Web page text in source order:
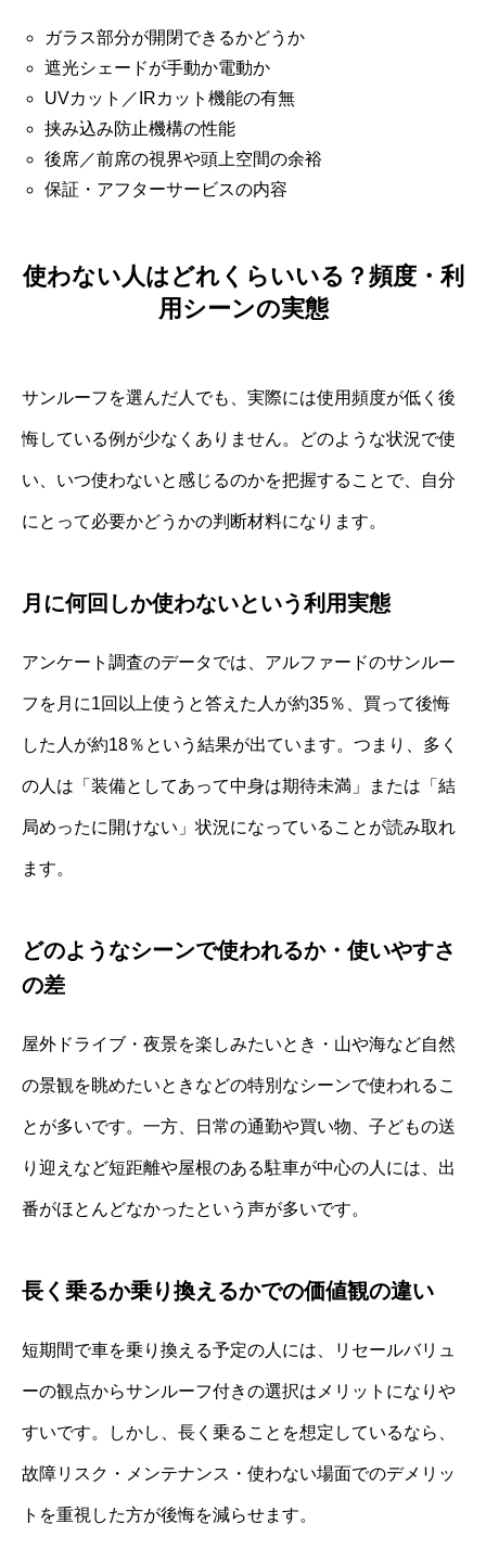
ガラス部分が開閉できるかどうか
遮光シェードが手動か電動か
UVカット／IRカット機能の有無
挟み込み防止機構の性能
後席／前席の視界や頭上空間の余裕
保証・アフターサービスの内容
使わない人はどれくらいいる？頻度・利
用シーンの実態
サンルーフを選んだ人でも、実際には使用頻度が低く後
悔している例が少なくありません。どのような状況で使
い、いつ使わないと感じるのかを把握することで、自分
にとって必要かどうかの判断材料になります。
月に何回しか使わないという利用実態
アンケート調査のデータでは、アルファードのサンルー
フを月に1回以上使うと答えた人が約35％、買って後悔
した人が約18％という結果が出ています。つまり、多く
の人は「装備としてあって中身は期待未満」または「結
局めったに開けない」状況になっていることが読み取れ
ます。
どのようなシーンで使われるか・使いやすさ
の差
屋外ドライブ・夜景を楽しみたいとき・山や海など自然
の景観を眺めたいときなどの特別なシーンで使われるこ
とが多いです。一方、日常の通勤や買い物、子どもの送
り迎えなど短距離や屋根のある駐車が中心の人には、出
番がほとんどなかったという声が多いです。
長く乗るか乗り換えるかでの価値観の違い
短期間で車を乗り換える予定の人には、リセールバリュ
ーの観点からサンルーフ付きの選択はメリットになりや
すいです。しかし、長く乗ることを想定しているなら、
故障リスク・メンテナンス・使わない場面でのデメリッ
トを重視した方が後悔を減らせます。